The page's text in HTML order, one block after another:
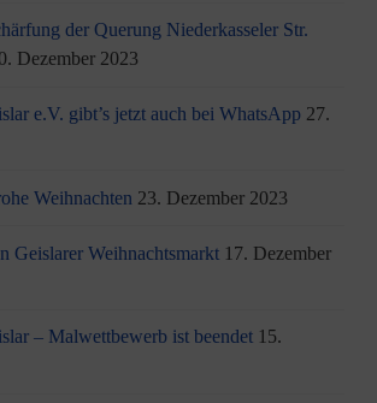
der Querung Niederkasseler Str.
Dezember 2023
e.V. gibt’s jetzt auch bei WhatsApp 27.
Weihnachten 23. Dezember 2023
Geislarer Weihnachtsmarkt 17. Dezember
– Malwettbewerb ist beendet 15.